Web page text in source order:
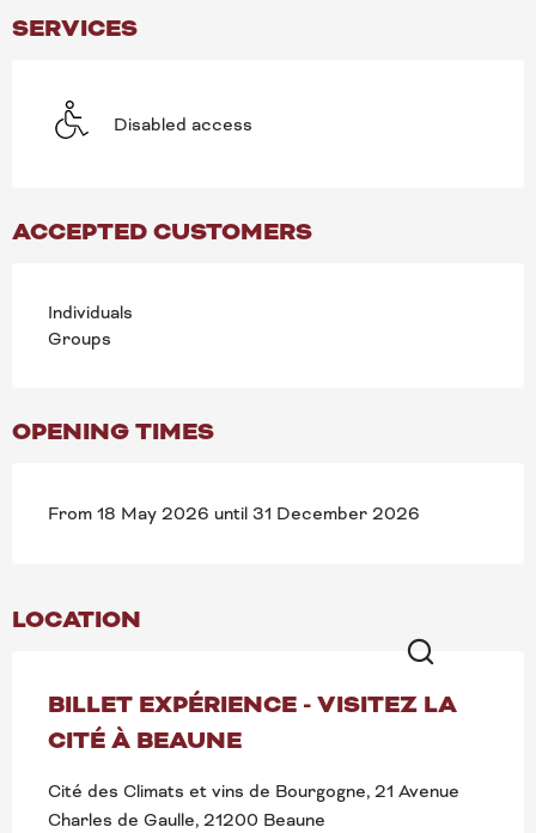
Search
SERVICES
Disabled access
ACCEPTED CUSTOMERS
Individuals
Groups
OPENING TIMES
From 18 May 2026 until 31 December 2026
LOCATION
BILLET EXPÉRIENCE - VISITEZ LA
CITÉ À BEAUNE
Cité des Climats et vins de Bourgogne, 21 Avenue
Charles de Gaulle, 21200 Beaune